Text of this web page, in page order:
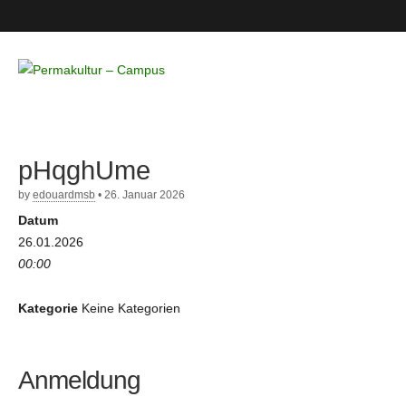
– Campus
pHqghUme
by edouardmsb • 26. Januar 2026
Datum
26.01.2026
00:00
Kategorie Keine Kategorien
Anmeldung